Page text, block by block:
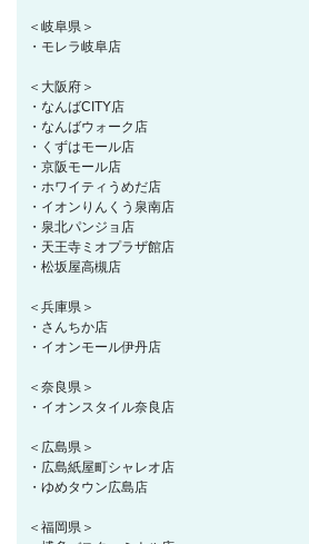
＜岐阜県＞
・モレラ岐阜店
＜大阪府＞
・なんばCITY店
・なんばウォーク店
・くずはモール店
・京阪モール店
・ホワイティうめだ店
・イオンりんくう泉南店
・泉北パンジョ店
・天王寺ミオプラザ館店
・松坂屋高槻店
＜兵庫県＞
・さんちか店
・イオンモール伊丹店
＜奈良県＞
・イオンスタイル奈良店
＜広島県＞
・広島紙屋町シャレオ店
・ゆめタウン広島店
＜福岡県＞